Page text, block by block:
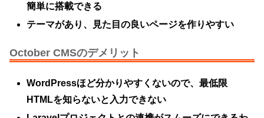
簡単に搭載できる
テーマがあり、見た目の良いページを作りやすい
October CMSのデメリット
WordPressほど分かりやすくないので、最低限
HTMLを知らないと入力できない